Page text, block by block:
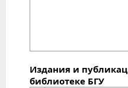
Издания и
библиотеке БГУ